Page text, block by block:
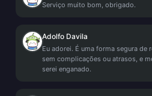
Serviço muito bom, obrigado.
Adolfo Davila
Eu adorei. É uma forma segura de
sem complicações ou atrasos, e
serei enganado.